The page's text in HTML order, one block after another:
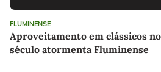
FLUMINENSE
Aproveitamento em clássicos no
século atormenta Fluminense